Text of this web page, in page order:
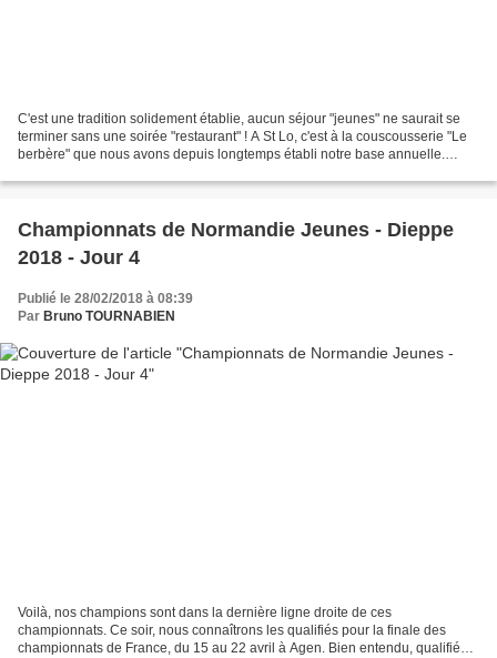
C'est une tradition solidement établie, aucun séjour "jeunes" ne saurait se
terminer sans une soirée "restaurant" ! A St Lo, c'est à la couscousserie "Le
berbère" que nous avons depuis longtemps établi notre base annuelle.
Championnats de Normandie Jeunes - Dieppe
2018 - Jour 4
Publié le 28/02/2018 à 08:39
Par Bruno TOURNABIEN
Voilà, nos champions sont dans la dernière ligne droite de ces
championnats. Ce soir, nous connaîtrons les qualifiés pour la finale des
championnats de France, du 15 au 22 avril à Agen. Bien entendu, qualifiés